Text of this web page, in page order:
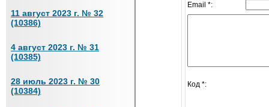
11 август 2023 г. № 32
(10386)
4 август 2023 г. № 31
(10385)
28 июль 2023 г. № 30
(10384)
Email *:
Код *: